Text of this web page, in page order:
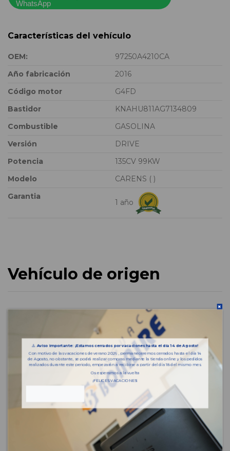
Características del vehículo
OEM:
97250A4210CA
Año fabricación
2016
Código motor
G4FD
Bastidor
KNAHU811AG7134809
Combustible
GASOLINA
Versión
DRIVE
Potencia
135CV 99KW
Modelo
CARENS ( )
Garantia
1 año
Vehículo de origen
⚠️Aviso importante: ¡Estamos cerrados por vacaciones hasta el día 14 de Agosto!
Con motivo de las vacaciones de verano 2026 , permaneceremos cerrados hasta el día 14
de Agosto, no obstante, se podrá realizar compras mediante la tienda online y los pedidos
realizados durante este periodo, empezarán a recibirse a partir del día 18 del mismo mes.
Os esperamos a la vuelta
¡FELICES VACACIONES!